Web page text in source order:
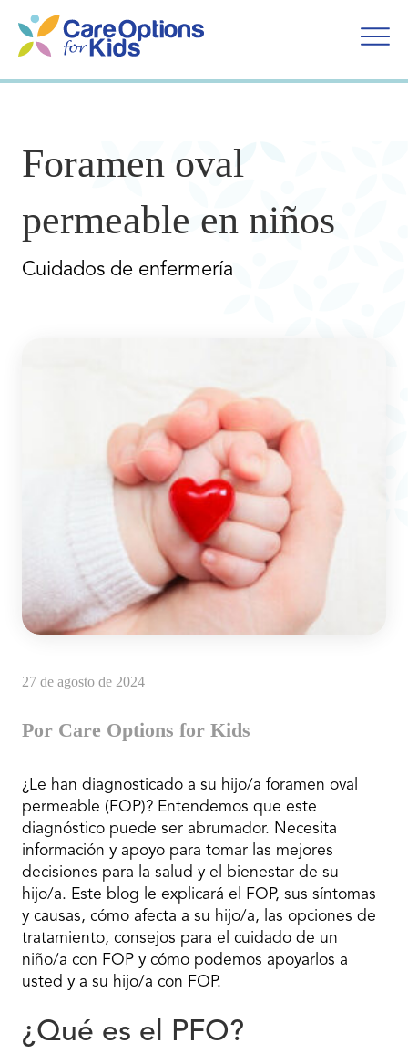
contenido
Foramen oval
permeable en niños
Cuidados de enfermería
27 de agosto de 2024
Por Care Options for Kids
¿Le han diagnosticado a su hijo/a foramen oval
permeable (FOP)? Entendemos que este
diagnóstico puede ser abrumador. Necesita
información y apoyo para tomar las mejores
decisiones para la salud y el bienestar de su
hijo/a. Este blog le explicará el FOP, sus síntomas
y causas, cómo afecta a su hijo/a, las opciones de
tratamiento, consejos para el cuidado de un
niño/a con FOP y cómo podemos apoyarlos a
usted y a su hijo/a con FOP.
¿Qué es el PFO?